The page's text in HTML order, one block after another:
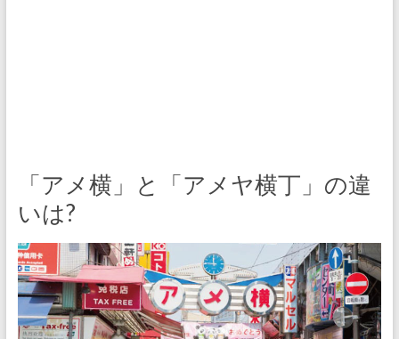
「アメ横」と「アメヤ横丁」の違
いは?